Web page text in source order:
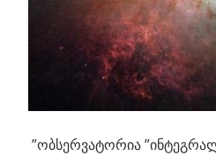
”ობსერვატორია